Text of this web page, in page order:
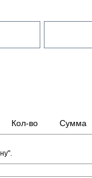
Кол-во Сумма